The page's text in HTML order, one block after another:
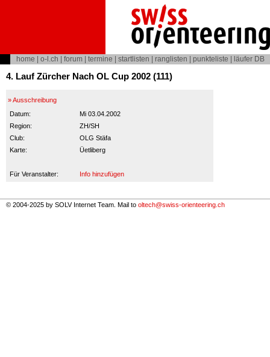
home o-l.ch forum termine startlisten ranglisten punkteliste läufer DB
4. Lauf Zürcher Nach OL Cup 2002 (111)
» Ausschreibung
Datum:
Mi 03.04.2002
Region:
ZH/SH
Club:
OLG Stäfa
Karte:
Üetliberg
Für Veranstalter: Info hinzufügen
© 2004-2025 by SOLV Internet Team. Mail to oltech@swiss-orienteering.ch